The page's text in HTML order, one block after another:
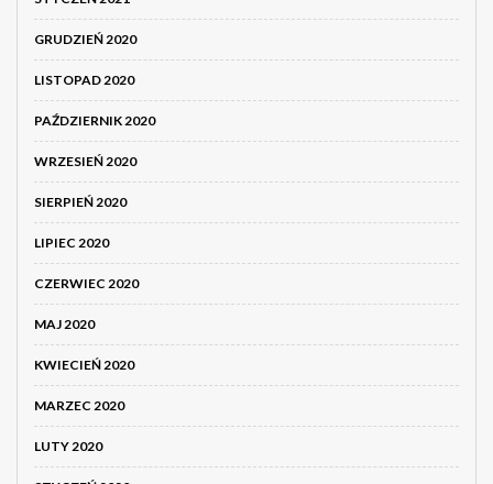
GRUDZIEŃ 2020
LISTOPAD 2020
PAŹDZIERNIK 2020
WRZESIEŃ 2020
SIERPIEŃ 2020
LIPIEC 2020
CZERWIEC 2020
MAJ 2020
KWIECIEŃ 2020
MARZEC 2020
LUTY 2020